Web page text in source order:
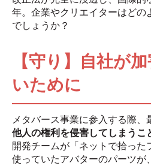
年。企業やクリエイターはどの
でしょうか？
【守り】自社が
いために
メタバース事業に参入する際、
他人の権利を侵害してしまうこ
開発チームが「ネットで拾った
使っていたアバターのパーツが